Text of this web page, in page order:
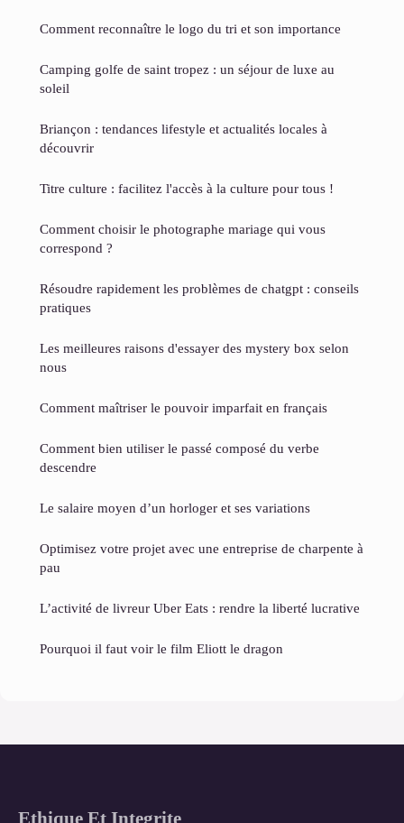
Comment reconnaître le logo du tri et son importance
Camping golfe de saint tropez : un séjour de luxe au
soleil
Briançon : tendances lifestyle et actualités locales à
découvrir
Titre culture : facilitez l'accès à la culture pour tous !
Comment choisir le photographe mariage qui vous
correspond ?
Résoudre rapidement les problèmes de chatgpt : conseils
pratiques
Les meilleures raisons d'essayer des mystery box selon
nous
Comment maîtriser le pouvoir imparfait en français
Comment bien utiliser le passé composé du verbe
descendre
Le salaire moyen d’un horloger et ses variations
Optimisez votre projet avec une entreprise de charpente à
pau
L’activité de livreur Uber Eats : rendre la liberté lucrative
Pourquoi il faut voir le film Eliott le dragon
Ethique Et Integrite